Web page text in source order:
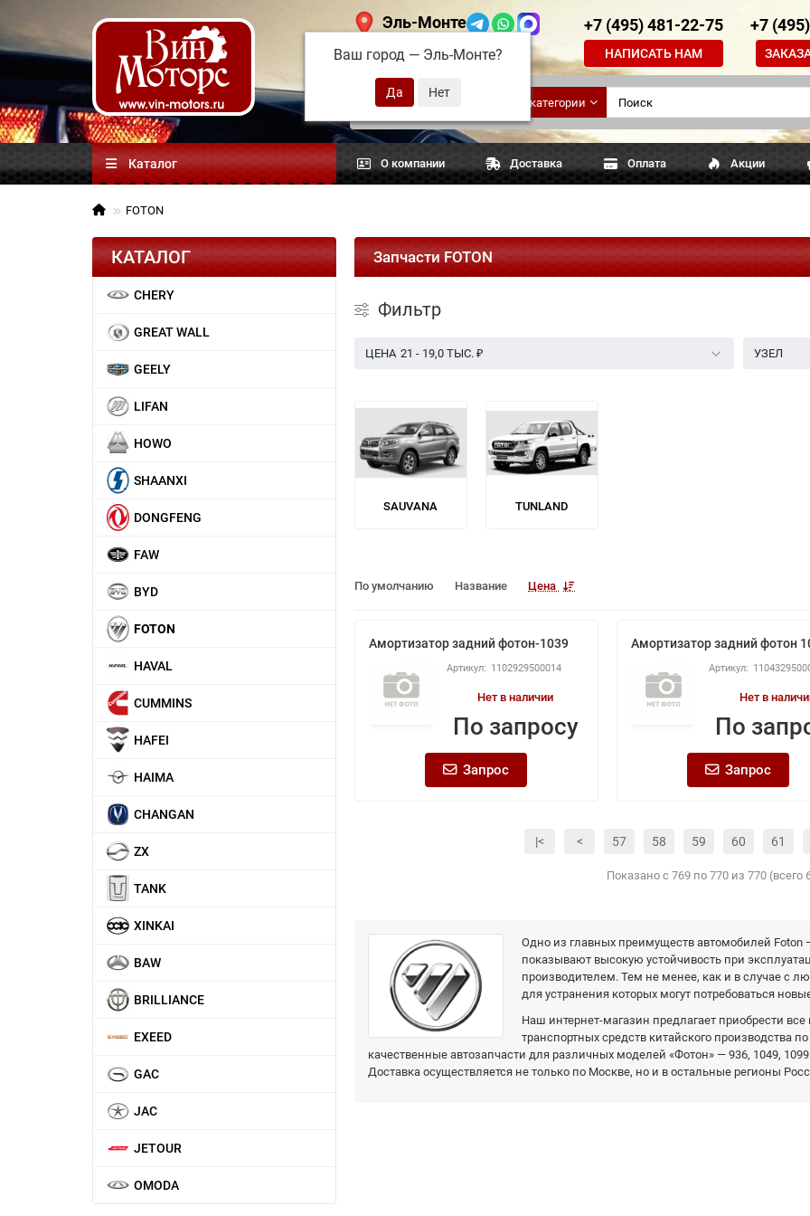
Эль-Монте
Ваш город — Эль-Монте?
+7 (495) 481-22-75
НАПИСАТЬ НАМ
+7
Китайские
автозапчасти
Все категории
Каталог О компании Доставка Оплата Акции
FOTON
КАТАЛОГ
CHERY
GREAT WALL
GEELY
LIFAN
HOWO
SHAANXI
DONGFENG
FAW
BYD
FOTON
HAVAL
CUMMINS
HAFEI
HAIMA
CHANGAN
ZX
TANK
XINKAI
BAW
BRILLIANCE
EXEED
GAC
JAC
JETOUR
OMODA
Запчасти FOTON
Фильтр
21 - 19,0 ТЫС. ₽
ЦЕНА УЗЕЛ
SAUVANA TUNLAND
По умолчанию Название Цена
Амортизатор задний фотон-1039
1102929500014
Нет в наличии
По запросу
Запрос
Амортизатор задний фотон
Нет в
По
Запрос
|< < 57 58 59 60 61
Показано с 769 по 770 из 770 (всего
Одно из главных преимуществ автомобилей Foton
показывают высокую устойчивость при
производителем. Тем не менее, как и в случае с
для устранения которых могут потребоваться
Наш интернет-магазин предлагает приобрести
транспортных средств китайского производства
качественные автозапчасти для различных моделей «Фотон» — 936, 1049,
Доставка осуществляется не только по Москве, но и в остальные регионы